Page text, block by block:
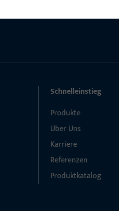
Schnelleinstieg
Produkte
Über Uns
Karriere
Referenzen
Produktkatalog